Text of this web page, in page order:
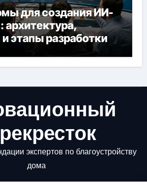
для создания ИИ-
архитектура,
этапы разработки
экспертов по благоустройству
дома